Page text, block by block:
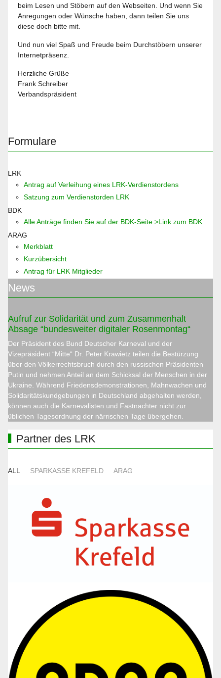
beim Lesen und Stöbern auf den Webseiten. Und wenn Sie
Anregungen oder Wünsche haben, dann teilen Sie uns
diese doch bitte mit.
Und nun viel Spaß und Freude beim Durchstöbern unserer
Internetpräsenz.
Herzliche Grüße
Frank Schreiber
Verbandspräsident
Formulare
LRK
Antrag auf Verleihung eines LRK-Verdienstordens
Satzung zum Verdienstorden LRK
BDK
Alle Anträge finden Sie auf der BDK-Seite >Link zum BDK
ARAG
Merkblatt
Kurzübersicht
Antrag für LRK Mitglieder
News
Aufruf zur Solidarität und zum Zusammenhalt
Absage “bundesweiter digitaler Rosenmontag“
Der Präsident des Bund Deutscher Karneval und der
Vizepräsident “Mitte“ Dr. Peter Krawietz teilen die Bestürzung
über den Völkerrechtsbruch durch den russischen Präsidenten
Putin und nehmen Anteil an dem Schicksal der Menschen in der
Ukraine. Während Friedensdemonstrationen, Mahnwachen und
Solidaritätskundgebungen in Deutschland abgehalten werden,
können auch die Karnevalisten und Fastnachter nicht zur
üblichen Tagesordnung der närrischen Tage übergehen.
Partner des LRK
ALL SPARKASSE KREFELD ARAG